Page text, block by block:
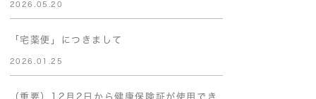
2026.05.20
「宅薬便」につきまして
2026.01.25
（重要）12月2日から健康保険証が使用でき